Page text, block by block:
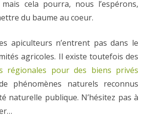
cela pourra, nous l’espérons,
du baume au coeur.
apiculteurs n’entrent pas dans le
agricoles. Il existe toutefois des
régionales pour des biens privés
phénomènes naturels reconnus
naturelle publique. N’hésitez pas à